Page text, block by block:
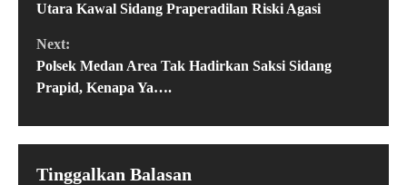
Utara Kawal Sidang Praperadilan Riski Agasi
Next:
Polsek Medan Area Tak Hadirkan Saksi Sidang
Prapid, Kenapa Ya….
Tinggalkan Balasan